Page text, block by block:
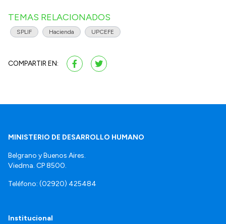
TEMAS RELACIONADOS
SPLIF Hacienda UPCEFE
COMPARTIR EN:
MINISTERIO DE DESARROLLO HUMANO
Belgrano y Buenos Aires.
Viedma. CP 8500.
Teléfono: (02920) 425484
Institucional